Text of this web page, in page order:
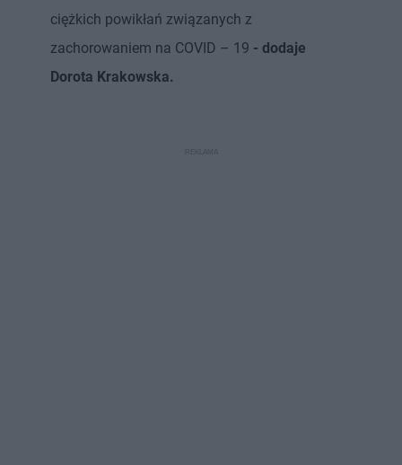
ciężkich powikłań związanych z
zachorowaniem na COVID – 19 - dodaje
Dorota Krakowska.